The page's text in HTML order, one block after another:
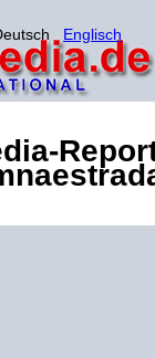
Englisch